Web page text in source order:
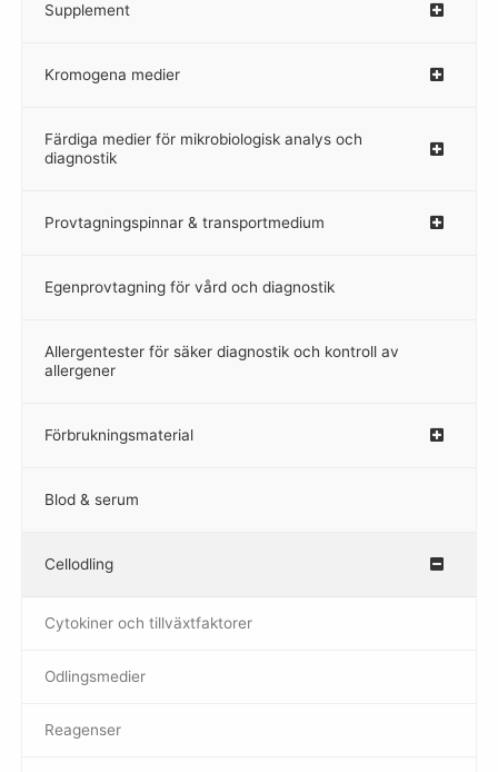
Supplement
–
Kromogena medier
–
Färdiga medier för mikrobiologisk analys och
diagnostik
Provtagningspinnar & transportmedium
–
Egenprovtagning för vård och diagnostik
–
Allergentester för säker diagnostik och kontroll av
allergener
–
Förbrukningsmaterial
Blod & serum
Cellodling
–
Cytokiner och tillväxtfaktorer
Odlingsmedier
Reagenser